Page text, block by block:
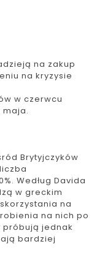
na zakup
na kryzysie
w czerwcu
maja.
Brytyjczyków
Według Davida
w greckim
na
na nich po
próbują jednak
bardziej